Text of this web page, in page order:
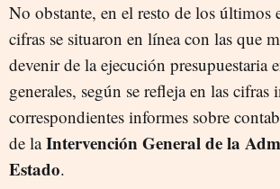
No obstante, en el resto de los últimos
cifras se situaron en línea con las que
devenir de la ejecución presupuestaria
generales, según se refleja en las cifras
correspondientes informes sobre
de laIntervención General de la
Estado.